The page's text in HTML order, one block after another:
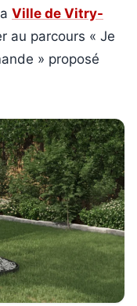
Ville de Vitry-
au parcours « Je
» proposé